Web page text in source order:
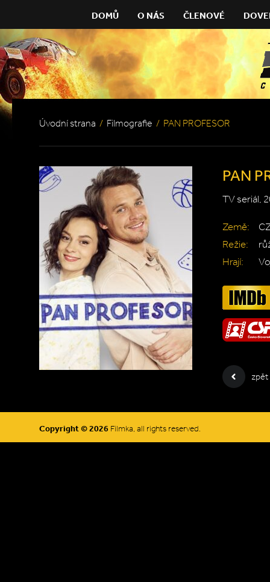
DOMŮ O NÁS ČLENOVÉ
Úvodní strana / Filmografie / PAN PROFESOR
PAN
TV seriál,
Země:
Režie:
Hrají:
zpět
Copyright © 2026 Filmka, all rights reserved.